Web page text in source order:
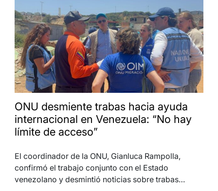
ONU desmiente trabas hacia ayuda
internacional en Venezuela: “No hay
límite de acceso”
El coordinador de la ONU, Gianluca Rampolla,
confirmó el trabajo conjunto con el Estado
venezolano y desmintió noticias sobre trabas…